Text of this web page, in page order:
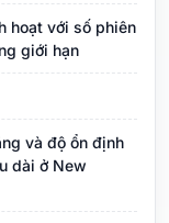
hoạt với số phiên
giới hạn
và độ ổn định
dài ở New